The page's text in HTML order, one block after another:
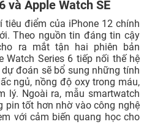
và Apple Watch SE
tiêu điểm của iPhone 12 chính
Theo nguồn tin đáng tin cậy
ra mắt tận hai phiên bản
Watch Series 6 tiếp nối thế hệ
đoán sẽ bổ sung những tính
ngủ, nồng độ oxy trong máu,
lý. Ngoài ra, mẫu smartwatch
pin tốt hơn nhờ vào công nghệ
với cảm biến quang học cho